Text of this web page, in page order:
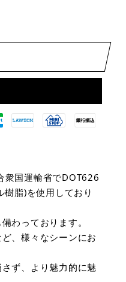
衆国運輸省でDOT626
脂)を使用しており
わっております。
、様々なシーンにお
ず、より魅力的に魅